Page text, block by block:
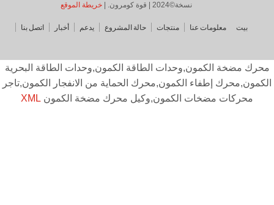
نسخة©2024 | قوة كومرون. | خريطة الموقع
بيت معلومات عنا منتجات حالة المشروع يدعم أخبار اتصل بنا
مضخة الكمون,وحدات الطاقة الكمون,وحدات الطاقة البحرية
إطفاء الكمون,محرك الحماية من الانفجار الكمون,تاجر
محركات مضخات الكمون,وكيل محرك مضخة الكمونXML